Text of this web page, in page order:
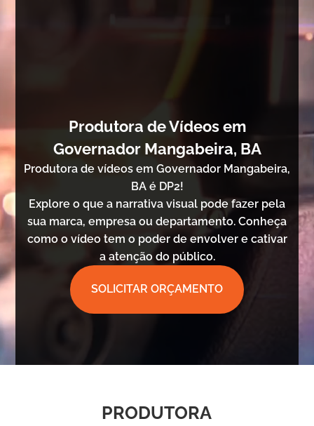
Produtora de Vídeos em
Governador Mangabeira, BA
Produtora de vídeos em Governador Mangabeira,
BA é DP2!
Explore o que a narrativa visual pode fazer pela
sua marca, empresa ou departamento. Conheça
como o vídeo tem o poder de envolver e cativar
a atenção do público.
SOLICITAR ORÇAMENTO
PRODUTORA